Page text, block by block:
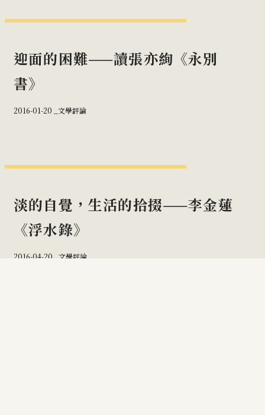
迎面的困難——讀張亦絢《永別
書》
2016-01-20 _ 文學評論
淡的自覺，生活的拾掇——李金蓮
《浮水錄》
2016-04-20 _ 文學評論